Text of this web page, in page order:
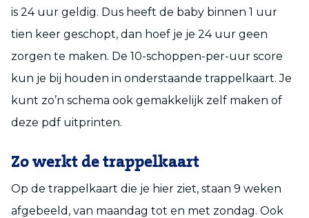
is 24 uur geldig. Dus heeft de baby binnen 1 uur
tien keer geschopt, dan hoef je je 24 uur geen
zorgen te maken. De 10-schoppen-per-uur score
kun je bij houden in onderstaande trappelkaart. Je
kunt zo’n schema ook gemakkelijk zelf maken of
deze pdf uitprinten.
Zo werkt de trappelkaart
Op de trappelkaart die je hier ziet, staan 9 weken
afgebeeld, van maandag tot en met zondag. Ook